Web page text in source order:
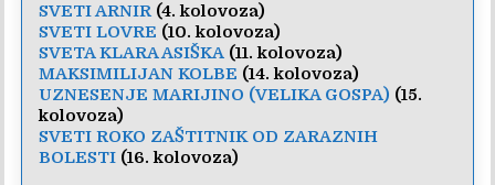
SVETI ARNIR(4. kolovoza)
SVETI LOVRE (10. kolovoza)
SVETA KLARA ASIŠKA (11. kolovoza)
MAKSIMILIJAN KOLBE (14. kolovoza)
UZNESENJE MARIJINO (VELIKA GOSPA) (15.
kolovoza)
SVETI ROKO ZAŠTITNIK OD ZARAZNIH
BOLESTI (16. kolovoza)